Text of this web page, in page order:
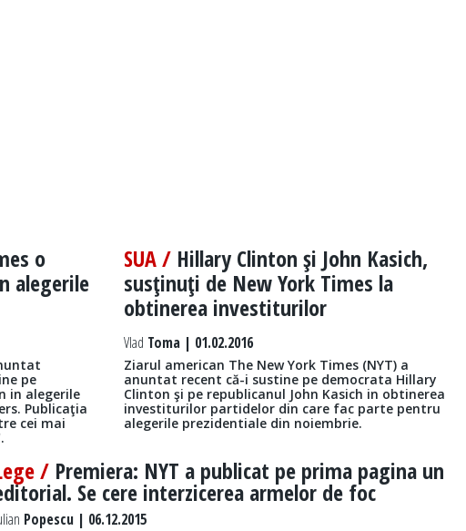
o
alegerile
pe
in alegerile
Publicaţia
cei mai
SUA / Hillary Clinton şi John Kasich,
susţinuţi de New York Times la
obtinerea investiturilor
Vlad Toma | 01.02.2016
Ziarul american The New York Times (NYT) a
anuntat recent că-i sustine pe democrata Hillary
Clinton şi pe republicanul John Kasich in obtinerea
investiturilor partidelor din care fac parte pentru
alegerile prezidentiale din noiembrie.
/ Premiera: NYT a publicat pe prima pagina un
Se cere interzicerea armelor de foc
Popescu | 06.12.2015